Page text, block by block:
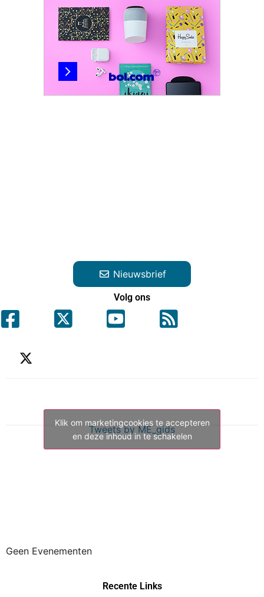
Nieuwsbrief
Volg ons
Tweets by ME_gids
Klik om marketingcookies te accepteren
en deze inhoud in te schakelen
Geen Evenementen
Recente Links